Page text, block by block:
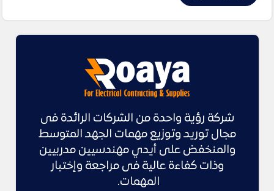
شركة رؤية واحدة من الشركات الرائدة فى
مجال توريد وتوزيع مهمات الجهد المتوسط
والمنخفض على أيدي مهندسيين مدربيين
وذات كفاءة عالية فى مراجعة وإختبار
المهمات.